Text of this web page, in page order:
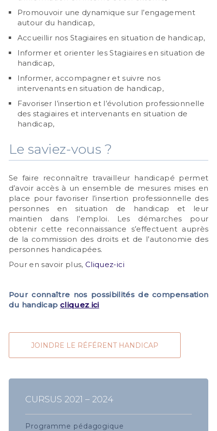
Promouvoir une dynamique sur l’engagement
autour du handicap,
Accueillir nos Stagiaires en situation de handicap,
Informer et orienter les Stagiaires en situation de
handicap,
Informer, accompagner et suivre nos
intervenants en situation de handicap,
Favoriser l’insertion et l’évolution professionnelle
des stagiaires et intervenants en situation de
handicap,
Le saviez-vous ?
Se faire reconnaître travailleur handicapé permet
d’avoir accès à un ensemble de mesures mises en
place pour favoriser l’insertion professionnelle des
personnes en situation de handicap et leur
maintien dans l’emploi. Les démarches pour
obtenir cette reconnaissance s’effectuent auprès
de la commission des droits et de l’autonomie des
personnes handicapées.
Pour en savoir plus,Cliquez-ici
Pour connaître nos possibilités de compensation
du handicap cliquez ici
JOINDRE LE RÉFÉRENT HANDICAP
CURSUS 2021 – 2024
Programme pédagogique